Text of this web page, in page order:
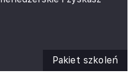
Pakiet szkoleń